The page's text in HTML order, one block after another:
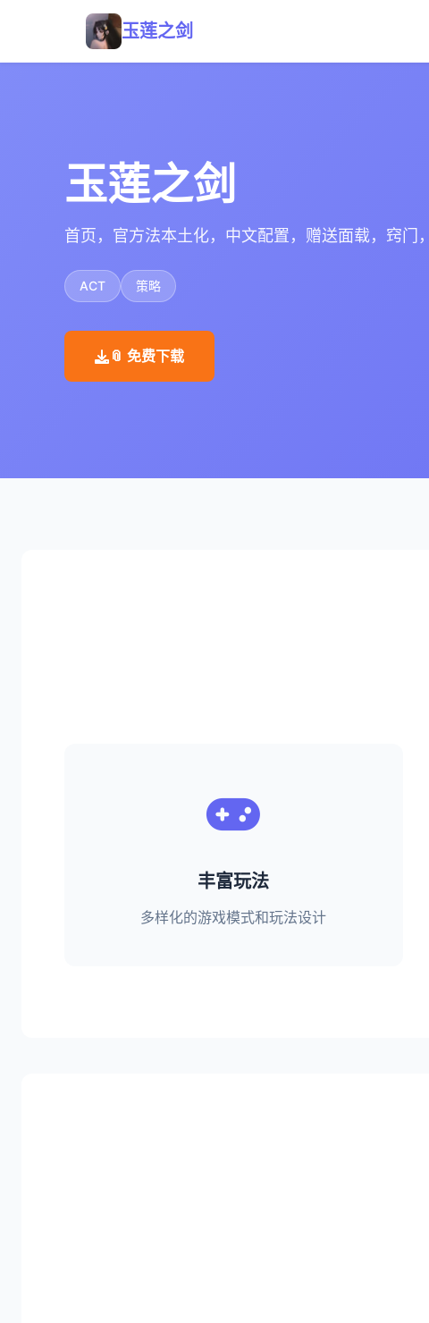
玉莲之剑
玉莲之剑
首页，官方法本土化，中文配置，赠送面载，窍门
ACT 策略
📎 免费下载
丰富玩法
多样化的游戏模式和玩法设计